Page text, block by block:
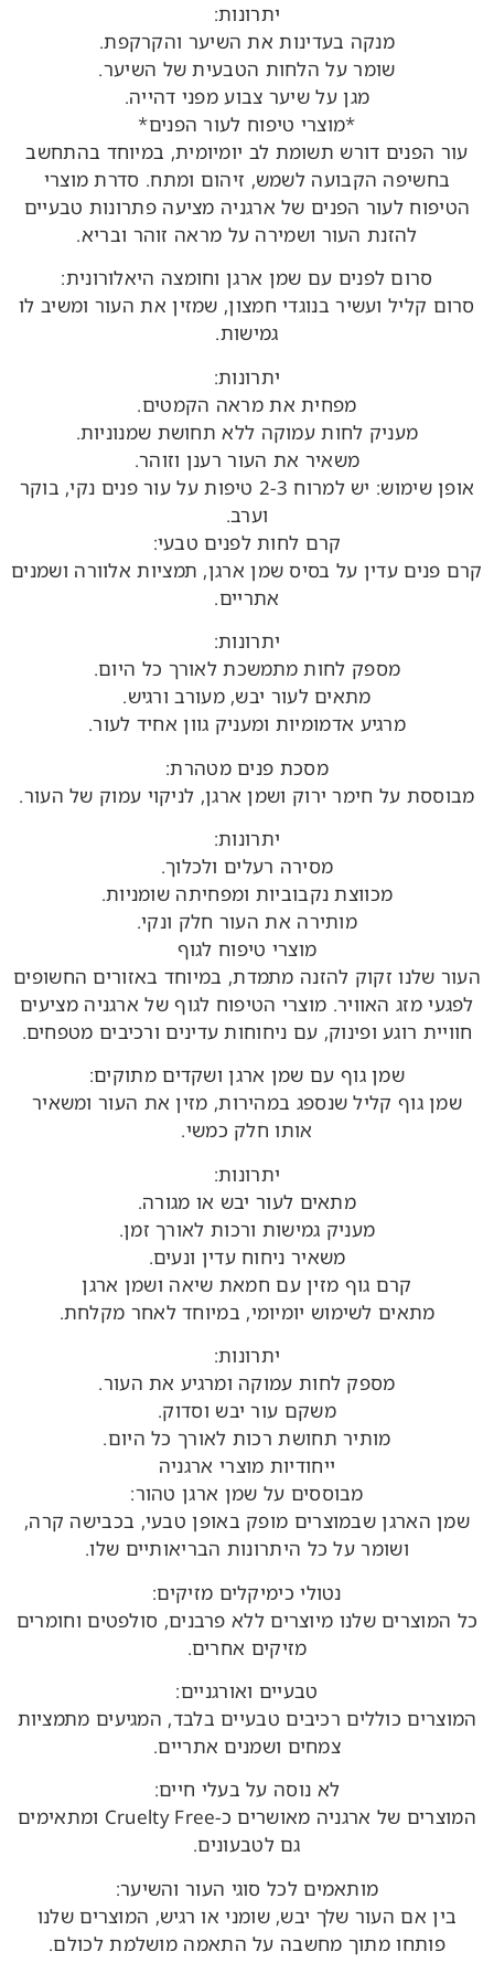
יתרונות:
מנקה בעדינות את השיער והקרקפת.
שומר על הלחות הטבעית של השיער.
מגן על שיער צבוע מפני דהייה.
*מוצרי טיפוח לעור הפנים*
עור הפנים דורש תשומת לב יומיומית, במיוחד בהתחשב
בחשיפה הקבועה לשמש, זיהום ומתח. סדרת מוצרי
הטיפוח לעור הפנים של ארגניה מציעה פתרונות טבעיים
להזנת העור ושמירה על מראה זוהר ובריא.
סרום לפנים עם שמן ארגן וחומצה היאלורונית:
סרום קליל ועשיר בנוגדי חמצון, שמזין את העור ומשיב לו
גמישות.
יתרונות:
מפחית את מראה הקמטים.
מעניק לחות עמוקה ללא תחושת שמנוניות.
משאיר את העור רענן וזוהר.
אופן שימוש: יש למרוח 2-3 טיפות על עור פנים נקי, בוקר
וערב.
קרם לחות לפנים טבעי:
קרם פנים עדין על בסיס שמן ארגן, תמציות אלוורה ושמנים
אתריים.
יתרונות:
מספק לחות מתמשכת לאורך כל היום.
מתאים לעור יבש, מעורב ורגיש.
מרגיע אדמומיות ומעניק גוון אחיד לעור.
מסכת פנים מטהרת:
מבוססת על חימר ירוק ושמן ארגן, לניקוי עמוק של העור.
יתרונות:
מסירה רעלים ולכלוך.
מכווצת נקבוביות ומפחיתה שומניות.
מותירה את העור חלק ונקי.
מוצרי טיפוח לגוף
העור שלנו זקוק להזנה מתמדת, במיוחד באזורים החשופים
לפגעי מזג האוויר. מוצרי הטיפוח לגוף של ארגניה מציעים
חוויית רוגע ופינוק, עם ניחוחות עדינים ורכיבים מטפחים.
שמן גוף עם שמן ארגן ושקדים מתוקים:
שמן גוף קליל שנספג במהירות, מזין את העור ומשאיר
אותו חלק כמשי.
יתרונות:
מתאים לעור יבש או מגורה.
מעניק גמישות ורכות לאורך זמן.
משאיר ניחוח עדין ונעים.
קרם גוף מזין עם חמאת שיאה ושמן ארגן
מתאים לשימוש יומיומי, במיוחד לאחר מקלחת.
יתרונות:
מספק לחות עמוקה ומרגיע את העור.
משקם עור יבש וסדוק.
מותיר תחושת רכות לאורך כל היום.
ייחודיות מוצרי ארגניה
מבוססים על שמן ארגן טהור:
שמן הארגן שבמוצרים מופק באופן טבעי, בכבישה קרה,
ושומר על כל היתרונות הבריאותיים שלו.
נטולי כימיקלים מזיקים:
כל המוצרים שלנו מיוצרים ללא פרבנים, סולפטים וחומרים
מזיקים אחרים.
טבעיים ואורגניים:
המוצרים כוללים רכיבים טבעיים בלבד, המגיעים מתמציות
צמחים ושמנים אתריים.
לא נוסה על בעלי חיים:
המוצרים של ארגניה מאושרים כ-Cruelty Free ומתאימים
גם לטבעונים.
מותאמים לכל סוגי העור והשיער:
בין אם העור שלך יבש, שומני או רגיש, המוצרים שלנו
פותחו מתוך מחשבה על התאמה מושלמת לכולם.